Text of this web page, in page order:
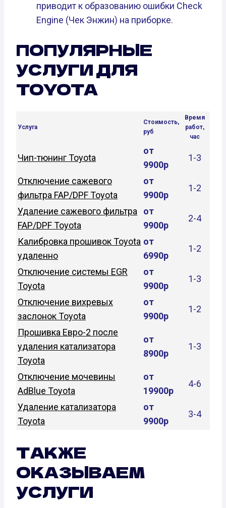
приводит к образованию ошибки Check
Engine (Чек Энжин) на приборке.
ПОПУЛЯРНЫЕ
УСЛУГИ ДЛЯ
TOYOTA
Услуга
Стоимость,
руб
Время
работ,
час
Чип-тюнинг Toyota
от
9900р
1-3
Отключение сажевого
фильтра FAP/DPF Toyota
от
9900р
1-2
Удаление сажевого фильтра
FAP/DPF Toyota
от
9900р
2-4
Калибровка прошивок Toyota
удаленно
от
6990р
1-2
Отключение системы EGR
Toyota
от
9900р
1-3
Отключение вихревых
заслонок Toyota
от
9900р
1-2
Прошивка Евро-2 после
удаления катализатора
Toyota
от
8900р
1-3
Отключение мочевины
AdBlue Toyota
от
19900р
4-6
Удаление катализатора
Toyota
от
9900р
3-4
ТАКЖЕ
ОКАЗЫВАЕМ
УСЛУГИ